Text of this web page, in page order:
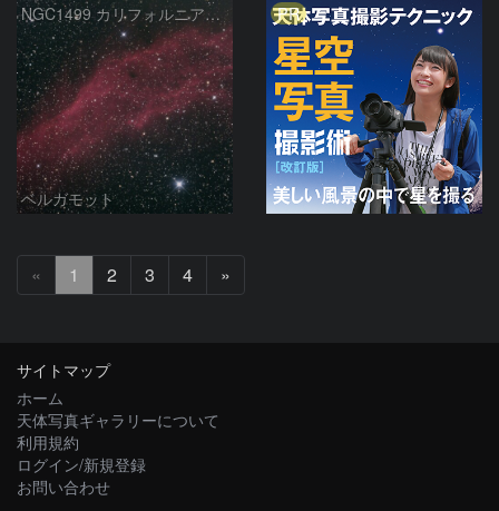
NGC1499 カリフォルニア星雲
ベルガモット
PR
« 1 2 3 4 »
へ
サイトマップ
ホーム
天体写真ギャラリーについて
利用規約
ログイン/新規登録
お問い合わせ